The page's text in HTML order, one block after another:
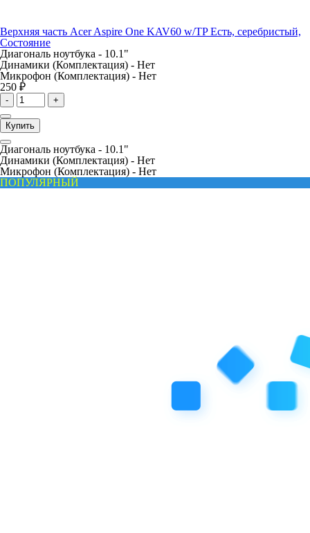
Верхняя часть Acer Aspire One KAV60 w/TP Есть, серебристый,
Состояние
Диагональ ноутбука - 10.1"
Динамики (Комплектация) - Нет
Микрофон (Комплектация) - Нет
250 ₽
- +
Купить
Диагональ ноутбука - 10.1"
Динамики (Комплектация) - Нет
Микрофон (Комплектация) - Нет
ПОПУЛЯРНЫЙ